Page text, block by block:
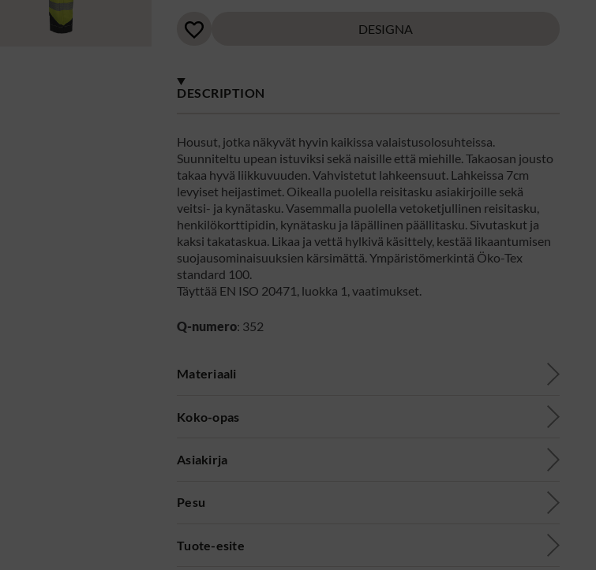
DESIGNA
DESCRIPTION
Housut, jotka näkyvät hyvin kaikissa valaistusolosuhteissa.
Suunniteltu upean istuviksi sekä naisille että miehille. Takaosan jousto
takaa hyvä liikkuvuuden. Vahvistetut lahkeensuut. Lahkeissa 7cm
levyiset heijastimet. Oikealla puolella reisitasku asiakirjoille sekä
veitsi- ja kynätasku. Vasemmalla puolella vetoketjullinen reisitasku,
henkilökorttipidin, kynätasku ja läpällinen päällitasku. Sivutaskut ja
kaksi takataskua. Likaa ja vettä hylkivä käsittely, kestää likaantumisen
suojausominaisuuksien kärsimättä. Ympäristömerkintä Öko-Tex
standard 100.
Täyttää EN ISO 20471, luokka 1, vaatimukset.
Q-numero: 352
Materiaali
Koko-opas
Asiakirja
Pesu
Tuote-esite